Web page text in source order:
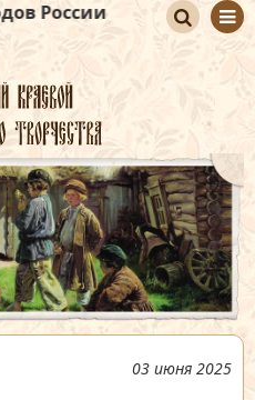
иск
03 июня 2025